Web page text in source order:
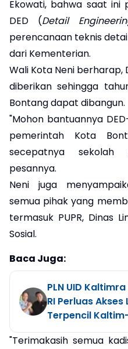
Ekowati, bahwa saat ini
DED (Detail
perencanaan teknis
dari Kementerian.
Wali Kota Neni
diberikan sehingga
Bontang dapat dibangun.
"Mohon bantuannya
pemerintah Kota
secepatnya sekolah
pesannya.
Neni juga
semua pihak yang
termasuk PUPR, Dinas
Sosial.
Baca Juga:
PLN UID
RI Perluas
Terpencil
"Terimakasih semua